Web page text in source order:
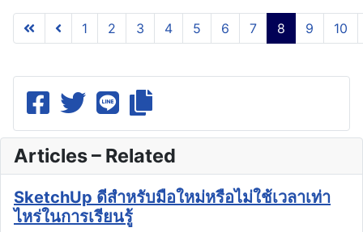
1 2 3 4 5 6 7 8 9 10
Articles – Related
SketchUp ดีสำหรับมือใหม่หรือไม่ใช้เวลาเท่า
ไหร่ในการเรียนรู้